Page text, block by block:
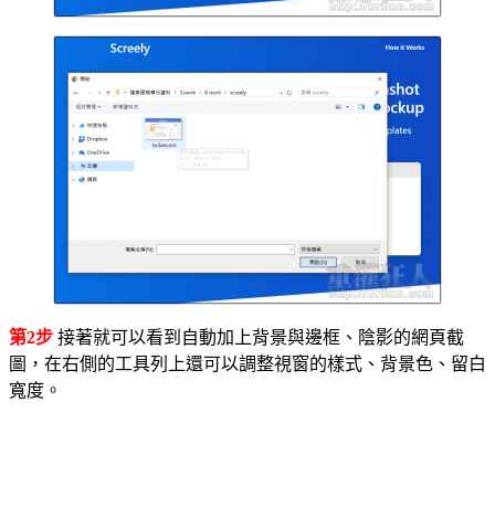
第2步 接著就可以看到自動加上背景與邊框、陰影的網頁截
圖，在右側的工具列上還可以調整視窗的樣式、背景色、留白
寬度。